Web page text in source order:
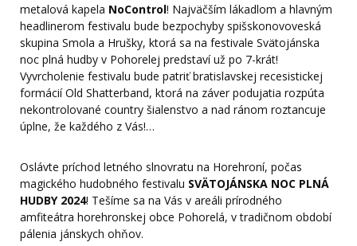
metalová kapela NoControl! Najväčším lákadlom a hlavným
headlinerom festivalu bude bezpochyby spišskonovoveská
skupina Smola a Hrušky, ktorá sa na festivale Svätojánska
noc plná hudby v Pohorelej predstaví už po 7-krát!
Vyvrcholenie festivalu bude patriť bratislavskej recesistickej
formácií Old Shatterband, ktorá na záver podujatia rozpúta
nekontrolované country šialenstvo a nad ránom roztancuje
úplne, že každého z Vás!…
Oslávte príchod letného slnovratu na Horehroní, počas
magického hudobného festivalu SVÄTOJÁNSKA NOC PLNÁ
HUDBY 2024! Tešíme sa na Vás v areáli prírodného
amfiteátra horehronskej obce Pohorelá, v tradičnom období
pálenia jánskych ohňov.